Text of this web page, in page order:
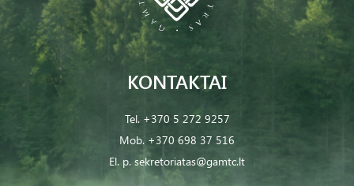
KONTAKTAI
Tel. +370 5 272 9257
Mob. +370 698 37 516
El. p. sekretoriatas@gamtc.lt